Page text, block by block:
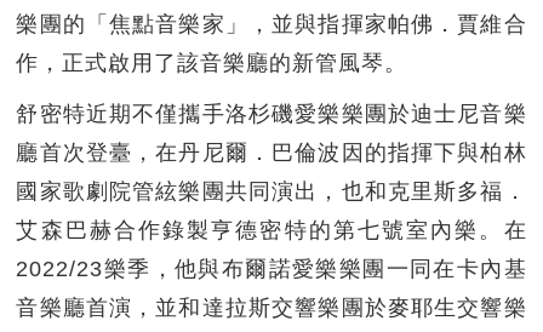
樂團的「焦點音樂家」，並與指揮家帕佛．賈維合
作，正式啟用了該音樂廳的新管風琴。
舒密特近期不僅攜手洛杉磯愛樂樂團於迪士尼音樂
廳首次登臺，在丹尼爾．巴倫波因的指揮下與柏林
國家歌劇院管絃樂團共同演出，也和克里斯多福．
艾森巴赫合作錄製亨德密特的第七號室內樂。在
2022/23樂季，他與布爾諾愛樂樂團一同在卡內基
音樂廳首演，並和達拉斯交響樂團於麥耶生交響樂